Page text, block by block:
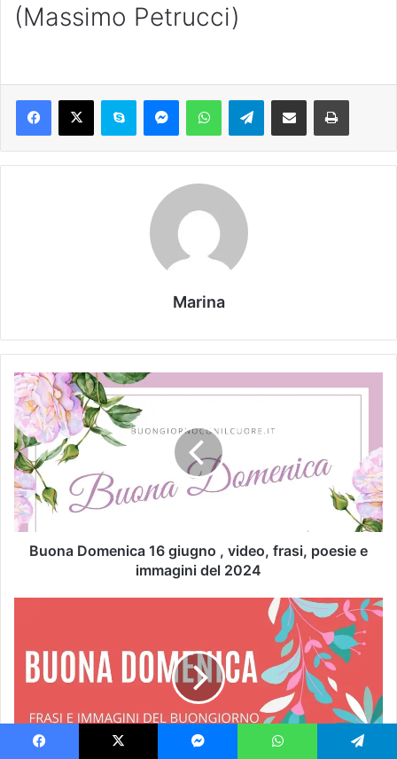
(Massimo Petrucci)
Marina
Buona Domenica 16 giugno , video, frasi, poesie e
immagini del 2024